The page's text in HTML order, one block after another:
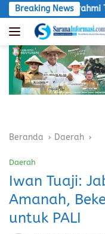
Langsung
ke
konten
Breaking News
Aburahmi Tidak Taat
Beranda Daerah
Daerah
Iwan Tuaji:
Amanah,
untuk PALI